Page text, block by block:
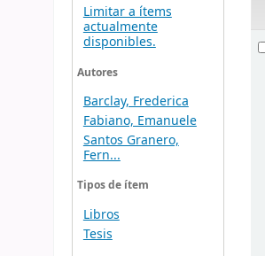
Limitar a ítems
actualmente
disponibles.
Autores
Barclay, Frederica
Fabiano, Emanuele
Santos Granero,
Fern...
Tipos de ítem
Libros
Tesis